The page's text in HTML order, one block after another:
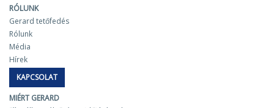
RÓLUNK
Gerard tetőfedés
Rólunk
Média
Hírek
KAPCSOLAT
MIÉRT GERARD